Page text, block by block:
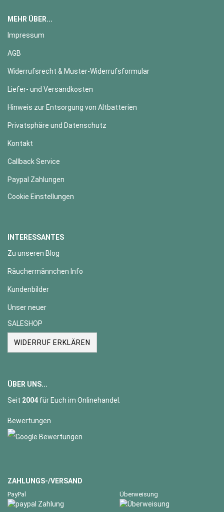
MEHR ÜBER...
Impressum
AGB
Widerrufsrecht & Muster-Widerrufsformular
Liefer- und Versandkosten
Hinweis zur Entsorgung von Altbatterien
Privatsphäre und Datenschutz
Kontakt
Callback Service
Paypal Zahlungen
Cookie Einstellungen
INTERESSANTES
Zu unseren Blog
Räuchermännchen Info
Kundenbilder
Unser neuer
SALESHOP
WIDERRUF ERKLÄREN
ÜBER UNS...
Seit 2004 für Euch im Onlinehandel.
Bewertungen
ZAHLUNGS-/VERSAND
PayPal Überweisung